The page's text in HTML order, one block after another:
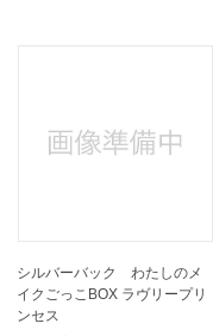
シルバーバック わたしのメ
イクごっこBOX ラヴリープリ
ンセス